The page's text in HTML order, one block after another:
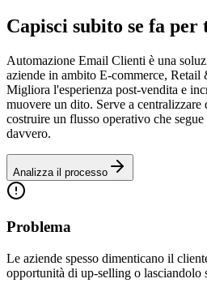
Capisci subito se fa per
Automazione Email Clienti è una
aziende in ambito E-commerce, Retail
Migliora l'esperienza post-vendita e
muovere un dito. Serve a
costruire un flusso operativo che
davvero.
Analizza il processo
Problema
Le aziende spesso dimenticano il
opportunità di up-selling o lasciandolo